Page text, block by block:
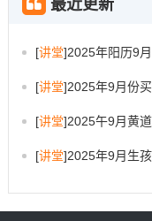
最近更新
[讲堂]2025年阳历9
[讲堂]2025年9月份
[讲堂]2025午9月黄
[讲堂]2025年9月生